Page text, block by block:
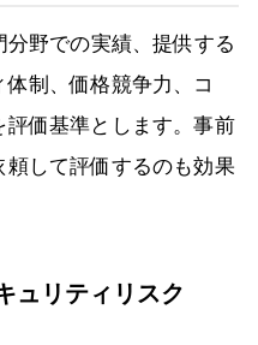
野での実績、提供する
制、価格競争力、コ
評価基準とします。事前
して評価するのも効果
ュリティリスク